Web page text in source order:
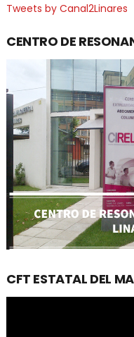
Tweets by Canal2Linares
CENTRO DE
CFT ESTATAL DEL